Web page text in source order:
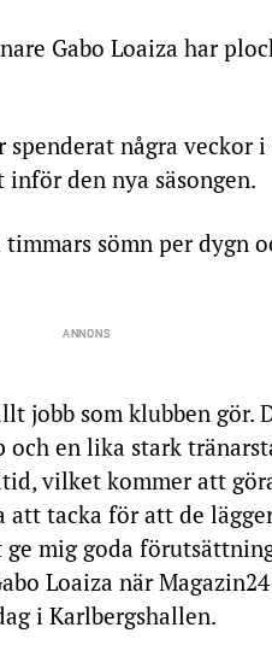
Gabo Loaiza har
spenderat några veckor i
den nya säsongen.
timmars sömn per dygn
jobb som klubben gör.
en lika stark
vilket kommer att
att tacka för att de
mig goda
Loaiza när
i Karlbergshallen.